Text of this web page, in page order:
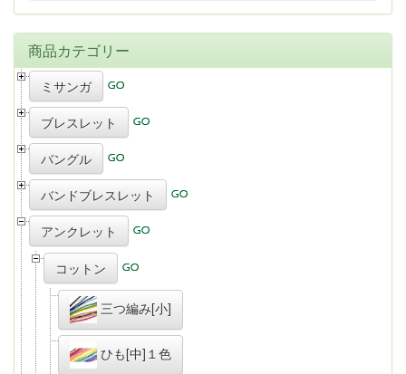
商品カテゴリー
ミサンガ
ブレスレット
バングル
バンドブレスレット
アンクレット
コットン
三つ編み[小]
ひも[中]１色